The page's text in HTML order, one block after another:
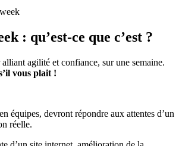
: qu’est-ce que c’est ?
agilité et confiance, sur une semaine.
vous plait !
équipes, devront répondre aux attentes d’un
réelle.